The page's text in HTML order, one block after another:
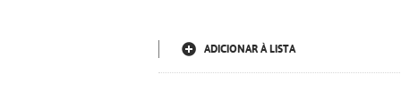
ADICIONAR À LISTA